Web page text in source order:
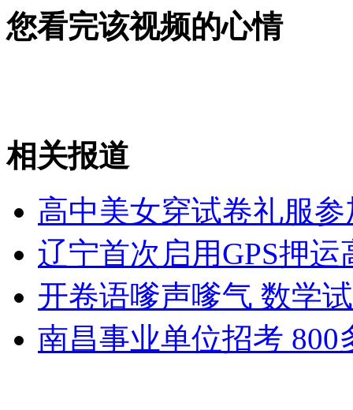
雀巢1+2咖啡现飞虫干尸遭投诉
山西运城恶犬咬伤多人 警民合力深夜将其击毙
女孩北京地铁殴打老人 痛下狠手拳打脚踢
您看完该视频的心情
相关报道
高中美女穿试卷礼服
辽宁首次启用GPS押运
开卷语嗲声嗲气 数学
南昌事业单位招考 800